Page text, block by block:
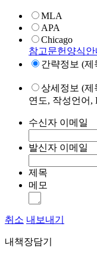
MLA
APA
Chicago
참고문헌양식안
간략정보 (제
상세정보 (제
연도, 작성언어,
수신자 이메일
발신자 이메일
제목
메모
취소 내보내기
내책장담기